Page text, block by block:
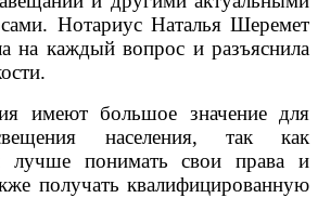
Нотариус Наталья Шеремет
на каждый вопрос и разъяснила
имеют большое значение для
населения, так как
лучше понимать свои права и
получать квалифицированную